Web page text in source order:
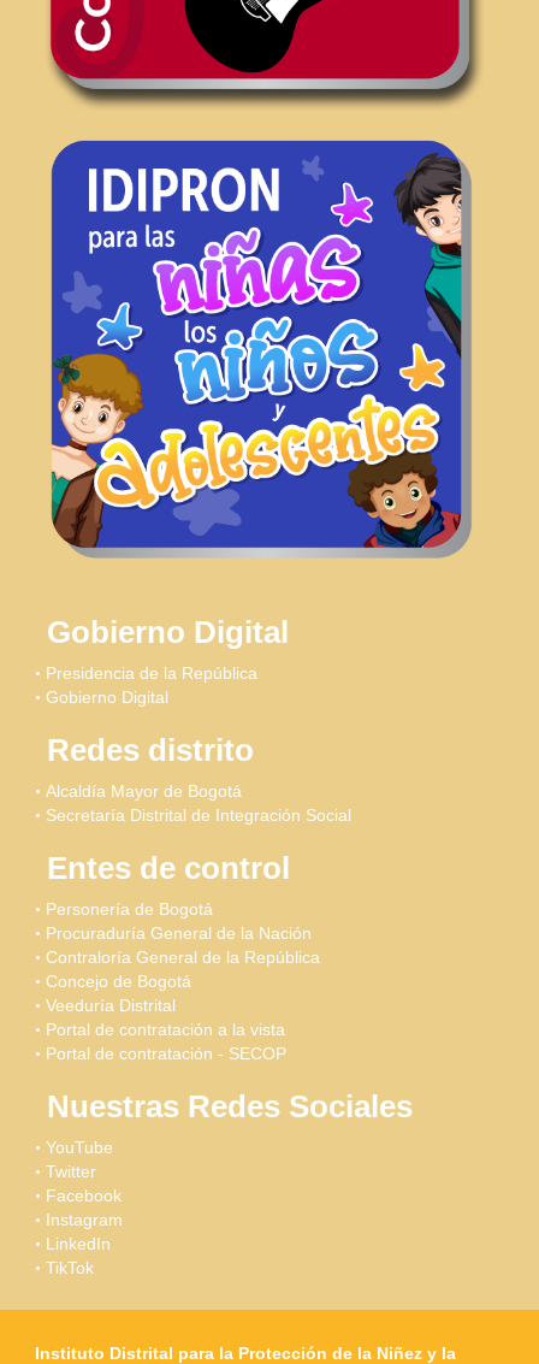
Gobierno Digital
Presidencia de la República
Gobierno Digital
Redes distrito
Alcaldía Mayor de Bogotá
Secretaría Distrital de Integración Social
Entes de control
Personería de Bogotá
Procuraduría General de la Nación
Contraloría General de la República
Concejo de Bogotá
Veeduría Distrital
Portal de contratación a la vista
Portal de contratación - SECOP
Nuestras Redes Sociales
YouTube
Twitter
Facebook
Instagram
LinkedIn
TikTok
Instituto Distrital para la Protección de la Niñez y la